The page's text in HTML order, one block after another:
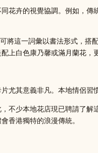
花卉的視覺協調。例如，
這一詞彙以書法形式，搭
上白色康乃馨或滿月蘭花，
尤其意義非凡。本地情侶
不少本地花店現已聘請了
香港獨特的浪漫傳統。